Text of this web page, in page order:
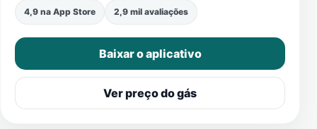
4,9 na App Store 2,9 mil avaliações
Baixar o aplicativo
Ver preço do gás